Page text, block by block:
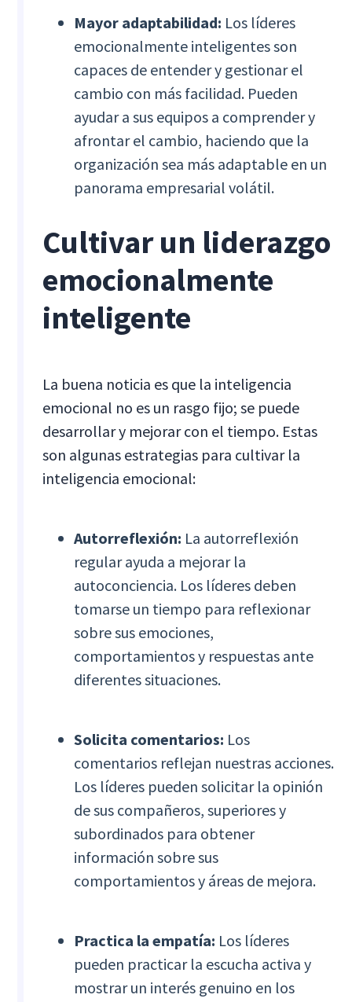
Mayor adaptabilidad: Los líderes
emocionalmente inteligentes son
capaces de entender y gestionar el
cambio con más facilidad. Pueden
ayudar a sus equipos a comprender y
afrontar el cambio, haciendo que la
organización sea más adaptable en un
panorama empresarial volátil.
Cultivar un liderazgo
emocionalmente
inteligente
La buena noticia es que la inteligencia
emocional no es un rasgo fijo; se puede
desarrollar y mejorar con el tiempo. Estas
son algunas estrategias para cultivar la
inteligencia emocional:
Autorreflexión: La autorreflexión
regular ayuda a mejorar la
autoconciencia. Los líderes deben
tomarse un tiempo para reflexionar
sobre sus emociones,
comportamientos y respuestas ante
diferentes situaciones.
Solicita comentarios: Los
comentarios reflejan nuestras acciones.
Los líderes pueden solicitar la opinión
de sus compañeros, superiores y
subordinados para obtener
información sobre sus
comportamientos y áreas de mejora.
Practica la empatía: Los líderes
pueden practicar la escucha activa y
mostrar un interés genuino en los